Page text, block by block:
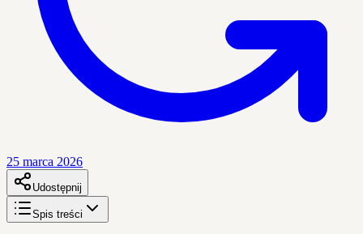
25 marca 2026
Udostępnij
Spis treści